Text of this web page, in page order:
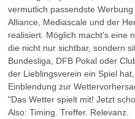
vermutlich passendste
Alliance, Mediascale und der
realisiert. Möglich macht's eine
die nicht nur sichtbar, sondern
Bundesliga, DFB Pokal oder
der Lieblingsverein ein Spiel
Einblendung zur
"Das Wetter spielt mit! Jetzt
Also: Timing. Treffer. Relevanz.